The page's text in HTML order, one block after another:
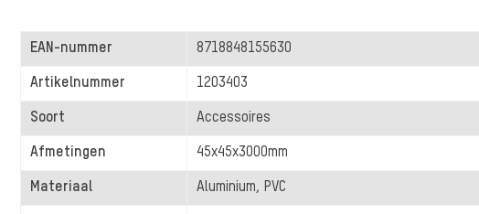
EAN-nummer 8718848155630
Artikelnummer 1203403
Soort Accessoires
Afmetingen 45x45x3000mm
Materiaal Aluminium, PVC